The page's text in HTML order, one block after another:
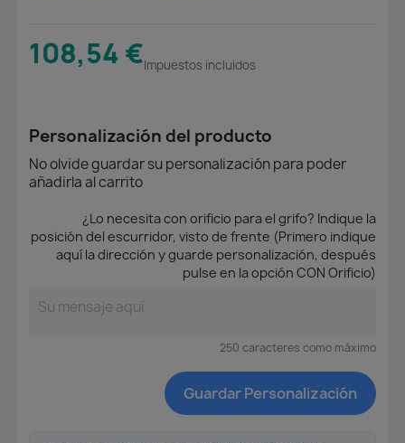
108,54 €Impuestos incluidos
Personalización del producto
No olvide guardar su personalización para poder
añadirla al carrito
¿Lo necesita con orificio para el grifo? Indique la
posición del escurridor, visto de frente (Primero indique
aquí la dirección y guarde personalización, después
pulse en la opción CON Orificio)
250 caracteres como máximo
Guardar Personalización